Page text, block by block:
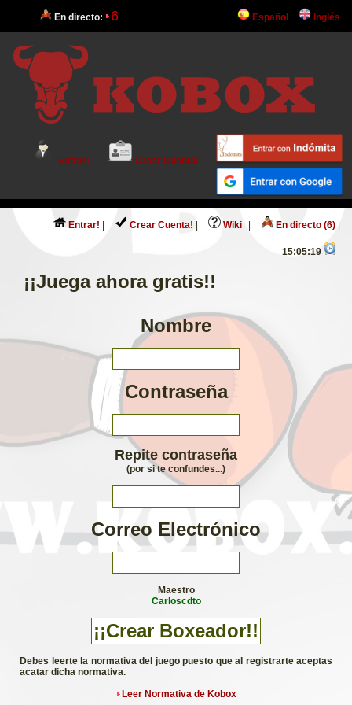
En directo: 6 Español Inglés
Entrar! Crear Cuenta!
Entrar! Crear Cuenta! Wiki En directo (6)
15:05:19
¡¡Juega ahora gratis!!
Nombre
Contraseña
Repite contraseña
(por si te confundes...)
Correo Electrónico
Maestro
Carloscdto
Debes leerte la normativa del juego puesto que al registrarte aceptas
acatar dicha normativa.
Leer Normativa de Kobox